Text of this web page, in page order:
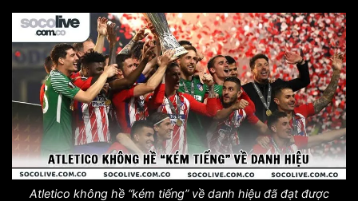
Atletico không hề “kém tiếng” về danh hiệu đã đạt được